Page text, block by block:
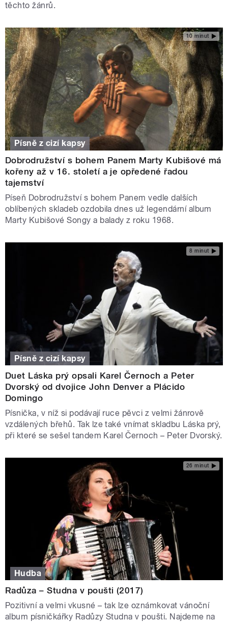
těchto žánrů.
10 minut
Písně z cizí kapsy
Dobrodružství s bohem Panem Marty Kubišové má
kořeny až v 16. století a je opředené řadou
tajemství
Píseň Dobrodružství s bohem Panem vedle dalších
oblíbených skladeb ozdobila dnes už legendární album
Marty Kubišové Songy a balady z roku 1968.
8 minut
Písně z cizí kapsy
Duet Láska prý opsali Karel Černoch a Peter
Dvorský od dvojice John Denver a Plácido
Domingo
Písnička, v níž si podávají ruce pěvci z velmi žánrově
vzdálených břehů. Tak lze také vnímat skladbu Láska prý,
při které se sešel tandem Karel Černoch – Peter Dvorský.
26 minut
Hudba
Radůza – Studna v poušti (2017)
Pozitivní a velmi vkusné – tak lze oznámkovat vánoční
album písničkářky Radůzy Studna v poušti. Najdeme na